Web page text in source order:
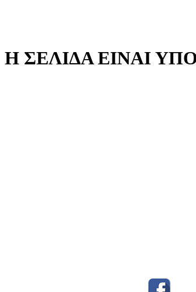
Η ΣΕΛΙΔΑ ΕΙΝΑΙ